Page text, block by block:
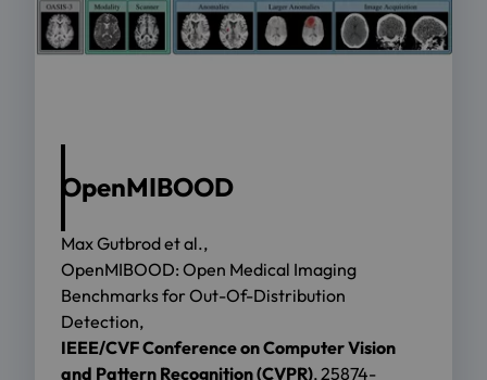
OpenMIBOOD
Max Gutbrod et al.,
OpenMIBOOD: Open Medical Imaging
Benchmarks for Out-Of-Distribution
Detection,
IEEE/CVF Conference on Computer Vision
and Pattern Recognition (CVPR), 25874-